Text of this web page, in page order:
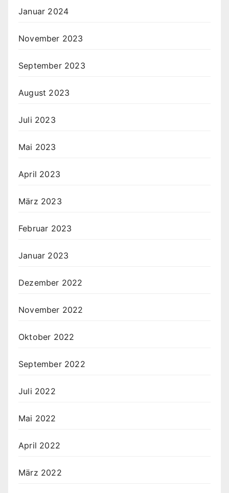
Januar 2024
November 2023
September 2023
August 2023
Juli 2023
Mai 2023
April 2023
März 2023
Februar 2023
Januar 2023
Dezember 2022
November 2022
Oktober 2022
September 2022
Juli 2022
Mai 2022
April 2022
März 2022